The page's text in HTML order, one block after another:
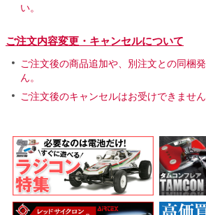
い。
ご注文内容変更・キャンセルについて
ご注文後の商品追加や、別注文との同梱
ん。
ご注文後のキャンセルはお受けできませ